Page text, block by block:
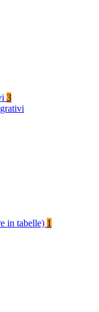
3
in tabelle) 1